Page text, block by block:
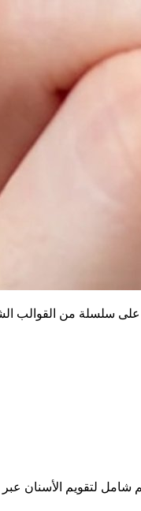
على سلسلة من القوالب